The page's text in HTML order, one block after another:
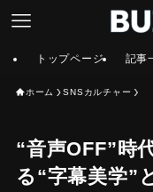
トップページ 記事
ホーム SNSカルチャー
“音声OFF”時
る“字幕美学”